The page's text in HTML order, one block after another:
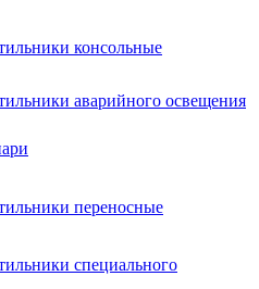
консольные
аварийного освещения
переносные
специального